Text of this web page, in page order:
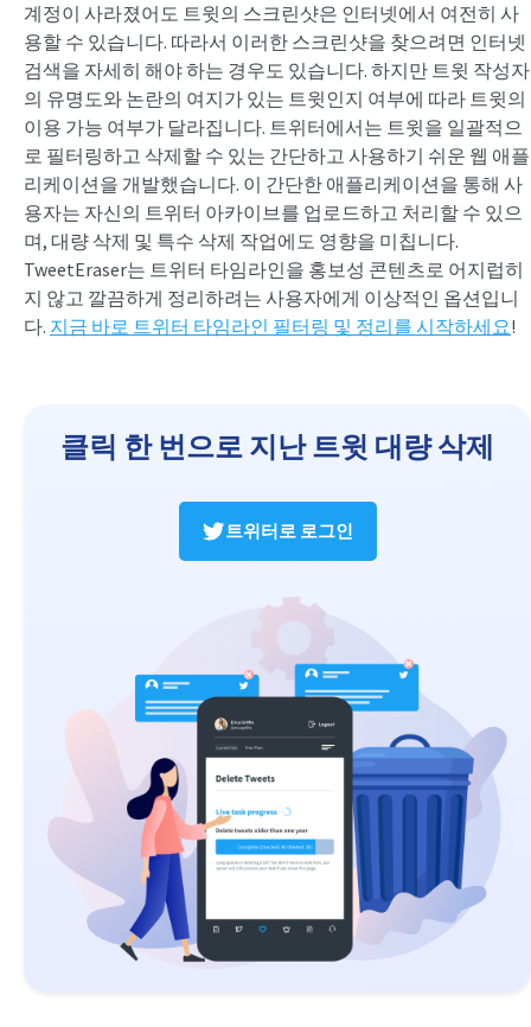
계정이 사라졌어도 트윗의 스크린샷은 인터넷에서 여전히 사
용할 수 있습니다. 따라서 이러한 스크린샷을 찾으려면 인터넷
검색을 자세히 해야 하는 경우도 있습니다. 하지만 트윗 작성자
의 유명도와 논란의 여지가 있는 트윗인지 여부에 따라 트윗의
이용 가능 여부가 달라집니다. 트위터에서는 트윗을 일괄적으
로 필터링하고 삭제할 수 있는 간단하고 사용하기 쉬운 웹 애플
리케이션을 개발했습니다. 이 간단한 애플리케이션을 통해 사
용자는 자신의 트위터 아카이브를 업로드하고 처리할 수 있으
며, 대량 삭제 및 특수 삭제 작업에도 영향을 미칩니다.
TweetEraser는 트위터 타임라인을 홍보성 콘텐츠로 어지럽히
지 않고 깔끔하게 정리하려는 사용자에게 이상적인 옵션입니
다. 지금 바로 트위터 타임라인 필터링 및 정리를 시작하세요!
클릭 한 번으로 지난 트윗 대량 삭제
트위터로 로그인